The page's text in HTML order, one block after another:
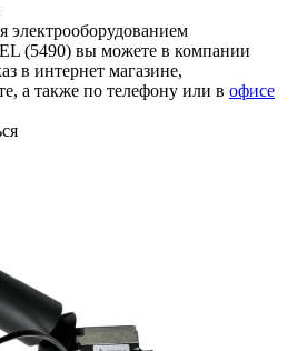
электрооборудованием
(5490) вы можете в компании
в интернет магазине,
а также по телефону или в офисе